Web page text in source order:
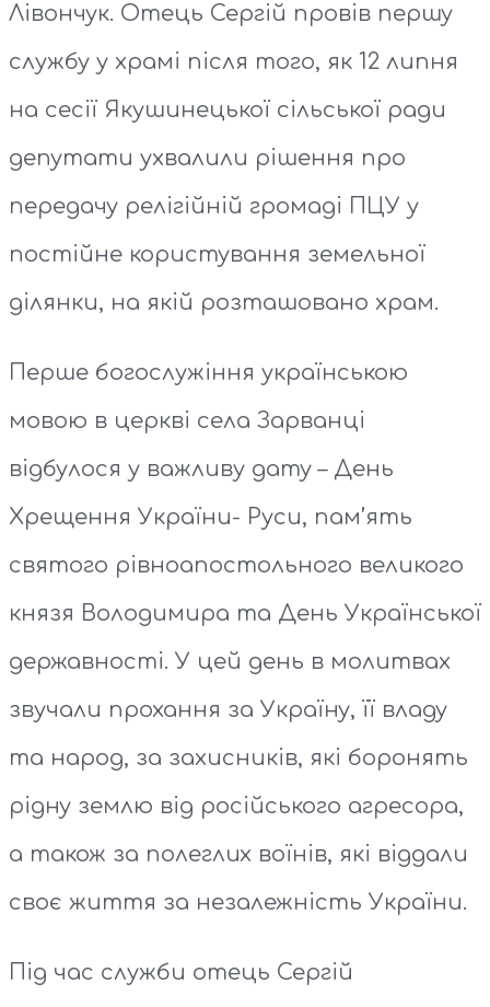
Лівончук. Отець Сергій провів першу
службу у храмі після того, як 12 липня
на сесії Якушинецької сільської ради
депутати ухвалили рішення про
передачу релігійній громаді ПЦУ у
постійне користування земельної
ділянки, на якій розташовано храм.
Перше богослужіння українською
мовою в церкві села Зарванці
відбулося у важливу дату – День
Хрещення України- Руси, пам’ять
святого рівноапостольного великого
князя Володимира та День Української
державності. У цей день в молитвах
звучали прохання за Україну, її владу
та народ, за захисників, які боронять
рідну землю від російського агресора,
а також за полеглих воїнів, які віддали
своє життя за незалежність України.
Під час служби отець Сергій